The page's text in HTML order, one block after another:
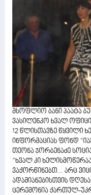
მსოფლიო ბანი პაატა
ვასილენკო ხვალ
12 წლისთავზე წყვილი
ინფორმაციას ფონდ
თეონა ჯორბენაძე
”ხვალ კი
ვაქორწინებთ... არც
ადამიანებისთვის
ცერემონია ქართულ-